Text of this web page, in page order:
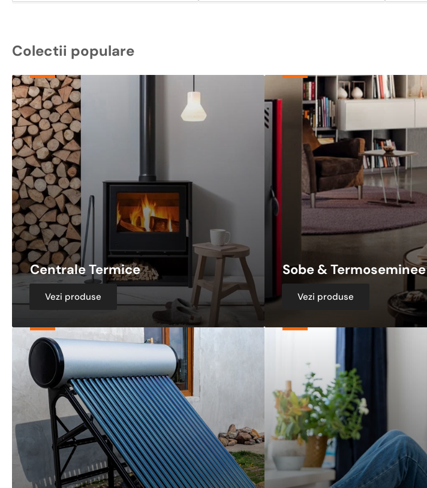
Colectii populare
Centrale
Termice
Centrale Termice
Vezi produse
Sobe
&
Termoseminee
Sobe & Termoseminee
Vezi produse
Panouri
Solare